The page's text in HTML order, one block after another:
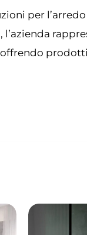
per
l’azienda
offrendo